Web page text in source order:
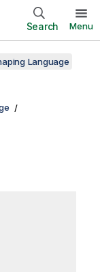
Search Menu
Language